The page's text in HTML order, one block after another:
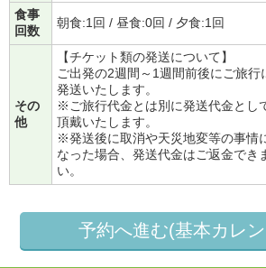
食事
回数
朝食:1回 / 昼食:0回 / 夕食:1回
その
他
【チケット類の発送について】
ご出発の2週間～1週間前後にご旅行
発送いたします。
※ご旅行代金とは別に発送代金とし
頂戴いたします。
※発送後に取消や天災地変等の事情
なった場合、発送代金はご返金でき
い。
予約へ進む(基本カレ